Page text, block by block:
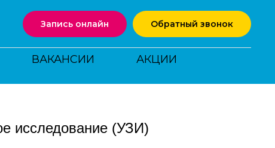
Запись онлайн Обратный звонок
ВАКАНСИИ
АКЦИИ
исследование (УЗИ)